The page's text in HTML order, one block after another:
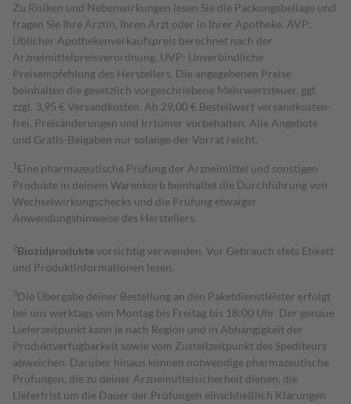
Zu Risiken und Nebenwirkungen lesen Sie die Packungsbeilage und
fragen Sie Ihre Ärztin, Ihren Arzt oder in Ihrer Apotheke. AVP:
Üblicher Apothekenverkaufspreis berechnet nach der
Arzneimittelpreisverordnung. UVP: Unverbindliche
Preisempfehlung des Herstellers. Die angegebenen Preise
beinhalten die gesetzlich vorgeschriebene Mehrwertsteuer, ggf.
zzgl. 3,95 € Versandkosten. Ab 29,00 € Bestell­wert versand­kosten­
frei. Preisänderungen und Irrtümer vorbehalten. Alle Angebote
und Gratis-Beigaben nur solange der Vorrat reicht.
1 Eine pharmazeutische Prüfung der Arzneimittel und sonstigen
Produkte in deinem Warenkorb beinhaltet die Durchführung von
Wechselwirkungschecks und die Prüfung etwaiger
Anwendungshinweise des Herstellers.
2Biozidproduktevorsichtig verwenden. Vor Gebrauch stets Etikett
und Produktinformationen lesen.
3Die Übergabe deiner Bestellung an den Paketdienstleister erfolgt
bei uns werktags von Montag bis Freitag bis 18:00 Uhr. Der genaue
Lieferzeitpunkt kann je nach Region und in Abhängigkeit der
Produktverfügbarkeit sowie vom Zustellzeitpunkt des Spediteurs
abweichen. Darüber hinaus können notwendige pharmazeutische
Prüfungen, die zu deiner Arzneimittelsicherheit dienen, die
Lieferfrist um die Dauer der Prüfungen einschließlich Klärungen